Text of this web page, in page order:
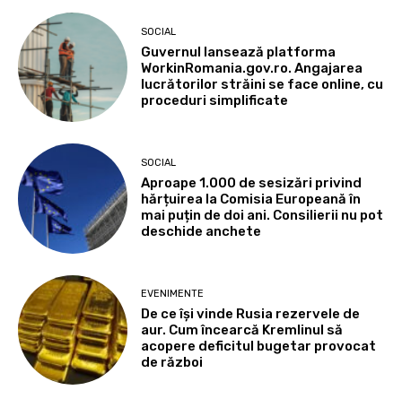
SOCIAL
Guvernul lansează platforma
WorkinRomania.gov.ro. Angajarea
lucrătorilor străini se face online, cu
proceduri simplificate
SOCIAL
Aproape 1.000 de sesizări privind
hărțuirea la Comisia Europeană în
mai puțin de doi ani. Consilierii nu pot
deschide anchete
EVENIMENTE
De ce își vinde Rusia rezervele de
aur. Cum încearcă Kremlinul să
acopere deficitul bugetar provocat
de război